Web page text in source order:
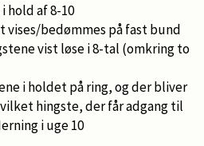
hold af 8-10
vises/bedømmes på fast bund
vist løse i 8-tal (omkring to
i holdet på ring, og der bliver
hingste, der får adgang til
i uge 10